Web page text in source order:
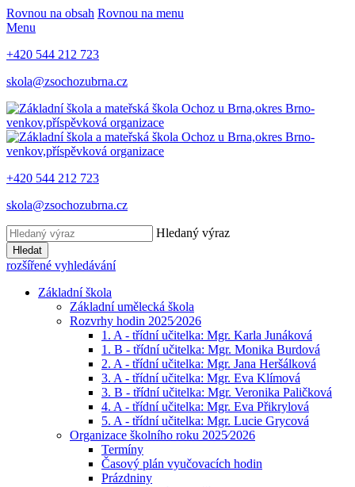
Rovnou na obsah Rovnou na menu
Menu
+420 544 212 723
skola@zsochozubrna.cz
+420 544 212 723
skola@zsochozubrna.cz
Hledaný výraz
Hledat
rozšířené vyhledávání
Základní škola
Základní umělecká škola
Rozvrhy hodin 2025⁄2026
1. A - třídní učitelka: Mgr. Karla Junáková
1. B - třídní učitelka: Mgr. Monika Burdová
2. A - třídní učitelka: Mgr. Jana Heršálková
3. A - třídní učitelka: Mgr. Eva Klímová
3. B - třídní učitelka: Mgr. Veronika Paličková
4. A - třídní učitelka: Mgr. Eva Přikrylová
5. A - třídní učitelka: Mgr. Lucie Grycová
Organizace školního roku 2025⁄2026
Termíny
Časový plán vyučovacích hodin
Prázdniny